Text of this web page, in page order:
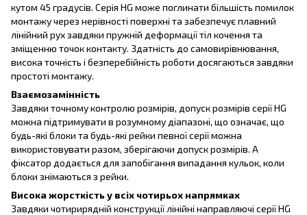
кутом 45 градусів. Серія HG може поглинати більшість помилок
монтажу через нерівності поверхні та забезпечує плавний
лінійний рух завдяки пружній деформації тіл кочення та
зміщенню точок контакту. Здатність до самовирівнювання,
висока точність і безперебійність роботи досягаються завдяки
простоті монтажу.
Взаємозамінність
Завдяки точному контролю розмірів, допуск розмірів серії HG
можна підтримувати в розумному діапазоні, що означає, що
будь-які блоки та будь-які рейки певної серії можна
використовувати разом, зберігаючи допуск розмірів. А
фіксатор додається для запобігання випадання кульок, коли
блоки знімаються з рейки.
Висока жорсткість у всіх чотирьох напрямках
Завдяки чотирирядній конструкції лінійні направляючі серії HG